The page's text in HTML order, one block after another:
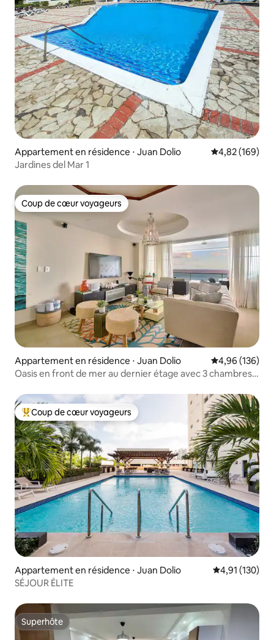
Appartement en résidence ⋅ Juan Dolio Évaluation
4,82 (169)
Jardines del Mar 1
Coup de cœur voyageurs
Coup de cœur voyageurs
Appartement en résidence ⋅ Juan Dolio Évaluation
4,96 (136)
Oasis en front de mer au dernier étage avec 3 chambres
Coups de cœur voyageurs les plus appréciés
Coup de cœur voyageurs
Appartement en résidence ⋅ Juan Dolio Évaluation
4,91 (130)
SÉJOUR ÉLITE
Superhôte
Superhôte